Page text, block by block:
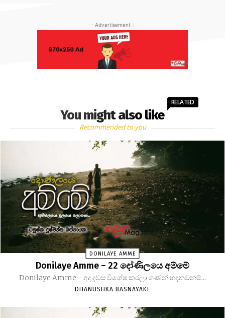
- Advertisement -
You might also like
RELATED
Recommended to you
DONILAYE AMME
Donilaye Amme – 22 දෝණිලයෙ අම්මේ
Donilaye Amme - අද දවස විශේෂ කරලා ගණන් හදනවනම්...
DHANUSHKA BASNAYAKE